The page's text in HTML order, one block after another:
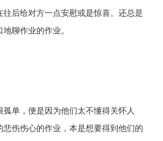
往后给对方一点安慰或是惊喜。还总是
聊作业的作业。
单，便是因为他们太不懂得关怀人
悲伤伤心的作业，本是想要得到他们的